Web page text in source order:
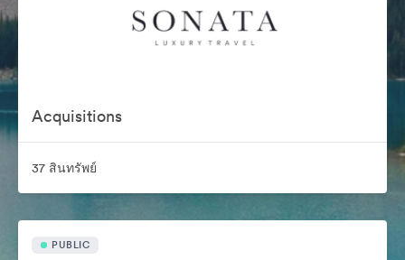
Acquisitions
37 สินทรัพย์
PUBLIC